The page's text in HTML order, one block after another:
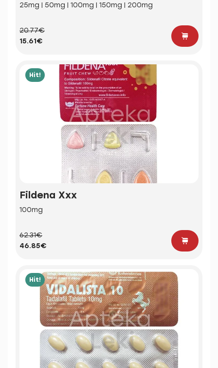
25mg | 50mg | 100mg | 150mg | 200mg
20.77€
15.61€
Hit!
Fildena Xxx
100mg
62.31€
46.85€
Hit!